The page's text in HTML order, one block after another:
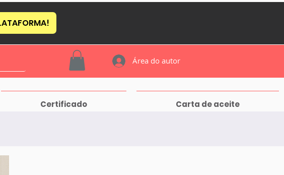
Área do autor
Certificado Carta de aceite